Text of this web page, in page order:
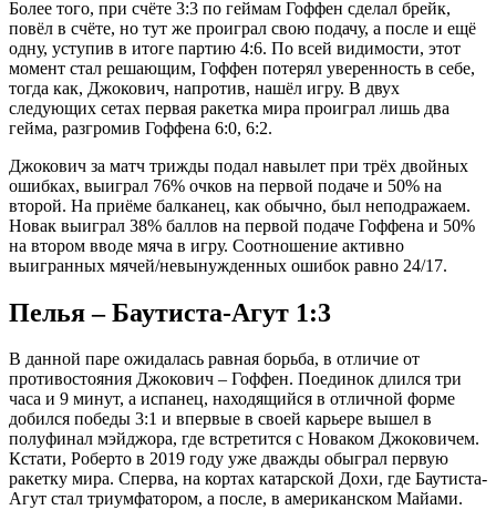
Более того, при счёте 3:3 по геймам Гоффен сделал брейк,
повёл в счёте, но тут же проиграл свою подачу, а после и ещё
одну, уступив в итоге партию 4:6. По всей видимости, этот
момент стал решающим, Гоффен потерял уверенность в себе,
тогда как, Джокович, напротив, нашёл игру. В двух
следующих сетах первая ракетка мира проиграл лишь два
гейма, разгромив Гоффена 6:0, 6:2.
Джокович за матч трижды подал навылет при трёх двойных
ошибках, выиграл 76% очков на первой подаче и 50% на
второй. На приёме балканец, как обычно, был неподражаем.
Новак выиграл 38% баллов на первой подаче Гоффена и 50%
на втором вводе мяча в игру. Соотношение активно
выигранных мячей/невынужденных ошибок равно 24/17.
Пелья – Баутиста-Агут 1:3
В данной паре ожидалась равная борьба, в отличие от
противостояния Джокович – Гоффен. Поединок длился три
часа и 9 минут, а испанец, находящийся в отличной форме
добился победы 3:1 и впервые в своей карьере вышел в
полуфинал мэйджора, где встретится с Новаком Джоковичем.
Кстати, Роберто в 2019 году уже дважды обыграл первую
ракетку мира. Сперва, на кортах катарской Дохи, где Баутиста-
Агут стал триумфатором, а после, в американском Майами.